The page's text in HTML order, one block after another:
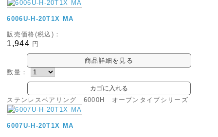
6006U-H-20T1X MA
販売価格(税込)：
1,944 円
商品詳細を見る
数量：
ステンレスベアリング 6000H オープンタイプシリーズ
6007U-H-20T1X MA